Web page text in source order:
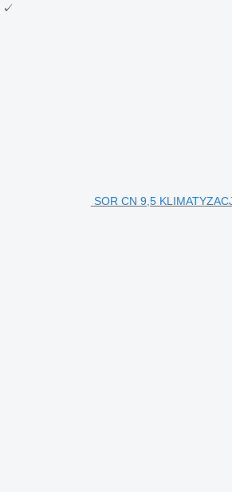
✓
SOR CN 9,5